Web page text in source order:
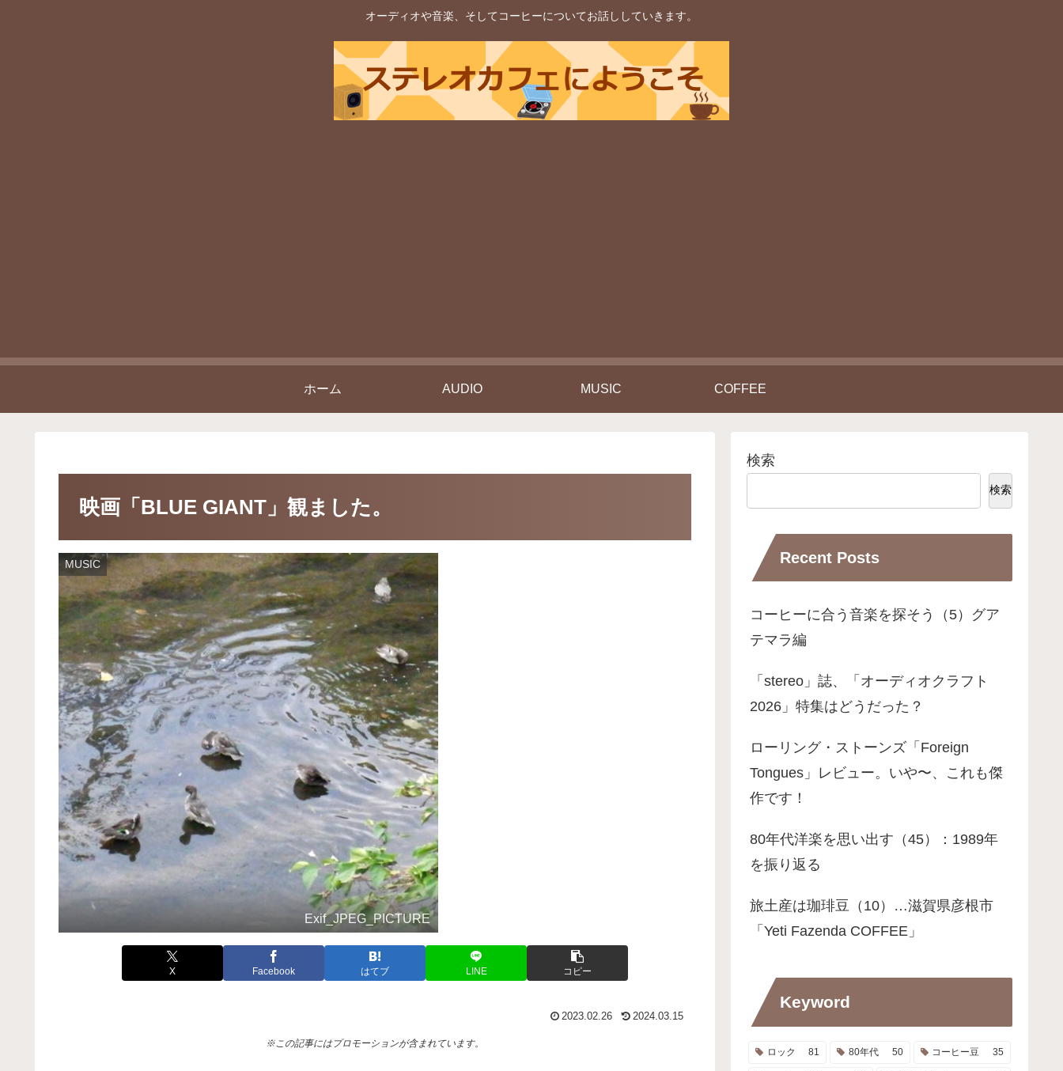
オーディオや音楽、そしてコーヒーについてお話ししていきます。
ホーム AUDIO MUSIC COFFEE
映画「BLUE GIANT」観ました。
MUSIC
Exif_JPEG_PICTURE
X Facebook はてブ LINE コピー
2023.02.26 2024.03.15
※この記事にはプロモーションが含まれています。
検索
検索
Recent Posts
コーヒーに合う音楽を探そう（5）グア
テマラ編
「stereo」誌、「オーディオクラフト
2026」特集はどうだった？
ローリング・ストーンズ「Foreign
Tongues」レビュー。いや〜、これも傑
作です！
80年代洋楽を思い出す（45）：1989年
を振り返る
旅土産は珈琲豆（10）…滋賀県彦根市
「Yeti Fazenda COFFEE」
Keyword
ロック 81 80年代 50 コーヒー豆 35